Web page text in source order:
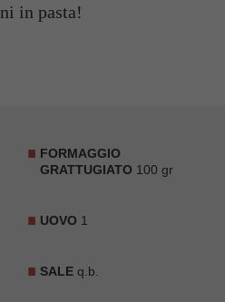
in pasta!
FORMAGGIO
GRATTUGIATO 100 gr
UOVO 1
SALE q.b.